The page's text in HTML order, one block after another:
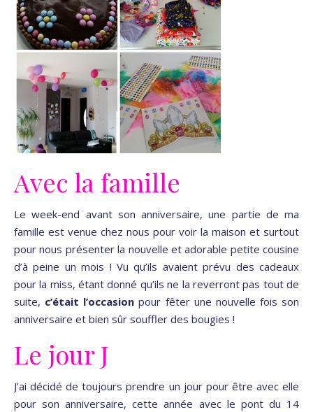
Avec la famille
Le week-end avant son anniversaire, une partie de ma
famille est venue chez nous pour voir la maison et surtout
pour nous présenter la nouvelle et adorable petite cousine
d’à peine un mois ! Vu qu’ils avaient prévu des cadeaux
pour la miss, étant donné qu’ils ne la reverront pas tout de
suite, c’était l’occasion pour fêter une nouvelle fois son
anniversaire et bien sûr souffler des bougies !
Le jour J
J’ai décidé de toujours prendre un jour pour être avec elle
pour son anniversaire, cette année avec le pont du 14